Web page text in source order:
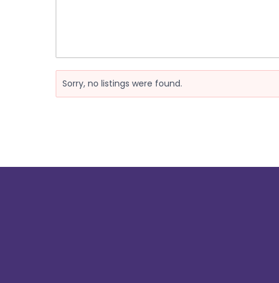
Sorry, no listings were found.